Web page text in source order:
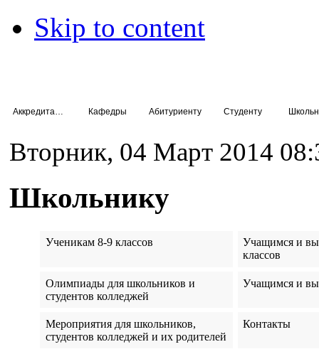
Skip to content
Кафедры Абитуриенту Студенту
Вторник, 04 Март 2014
Школьнику
Ученикам 8-9 классов
Учащимся и
классов
Олимпиады для школьников и
студентов колледжей
Учащимся и
Мероприятия для школьников,
студентов колледжей и их родителей
Контакты